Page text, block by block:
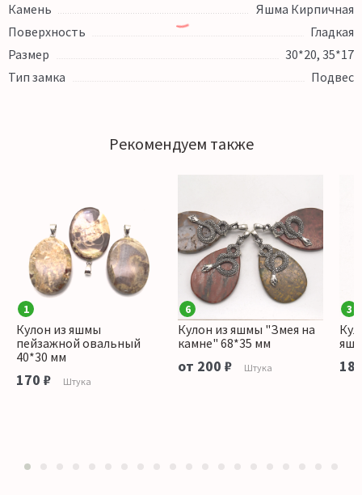
Камень
Яшма Кирпичная
Поверхность
Гладкая
Размер
30*20, 35*17
Тип замка
Подвес
Рекомендуем также
1
Кулон из яшмы
пейзажной овальный
40*30 мм
170 ₽ Штука
6
Кулон из яшмы "Змея на
камне" 68*35 мм
от 200 ₽ Штука
3